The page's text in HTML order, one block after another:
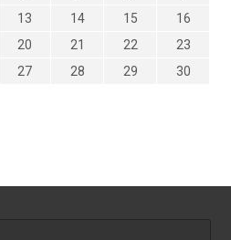
13 14 15
16
20 21 22
23
27 28 29
30